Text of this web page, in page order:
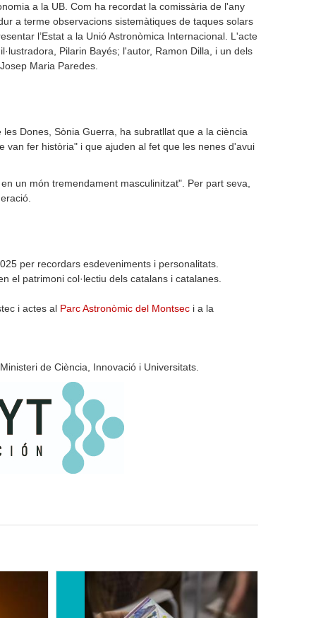
a la UB. Com ha recordat la comissària de l'any
a terme observacions sistemàtiques de taques solars
l’Estat a la Unió Astronòmica Internacional. L'acte
Pilarin Bayés; l'autor, Ramon Dilla, i un dels
Maria Paredes.
Dones, Sònia Guerra, ha subratllat que a la ciència
van fer història" i que ajuden al fet que les nenes d'avui
un món tremendament masculinitzat". Per part seva,
per recordars esdeveniments i personalitats.
el patrimoni col·lectiu dels catalans i catalanes.
i actes al Parc Astronòmic del Montsec i a la
de Ciència, Innovació i Universitats.